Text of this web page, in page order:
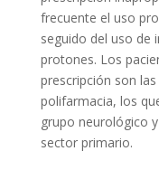
frecuente el uso
seguido del uso de
protones. Los
prescripción son
polifarmacia, los
grupo neurológico
sector primario.